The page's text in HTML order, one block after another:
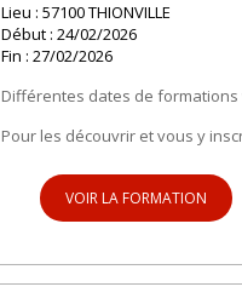
Lieu : 57100 THIONVILLE
Début : 24/02/2026
Fin : 27/02/2026
Différentes dates de
Pour les découvrir et vous y
VOIR LA FORMATION